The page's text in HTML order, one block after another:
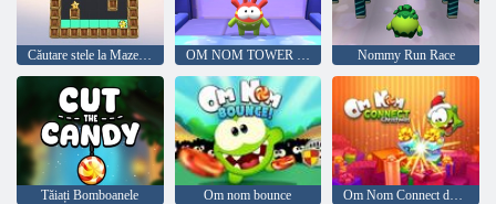
Nommy Run Race
Tăiați Bomboanele Om nom bounce Om Nom Connect de Crăciun